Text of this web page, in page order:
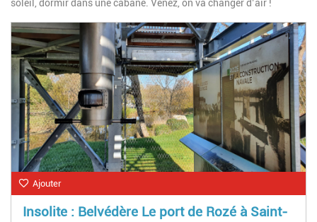
soleil, dormir dans une cabane. Venez, on va changer d’air !
Ajouter
Insolite : Belvédère Le port de Rozé à Saint-